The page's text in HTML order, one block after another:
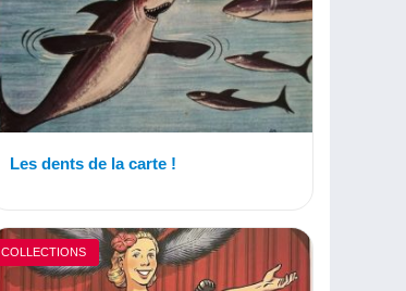
Les dents de la carte !
COLLECTIONS